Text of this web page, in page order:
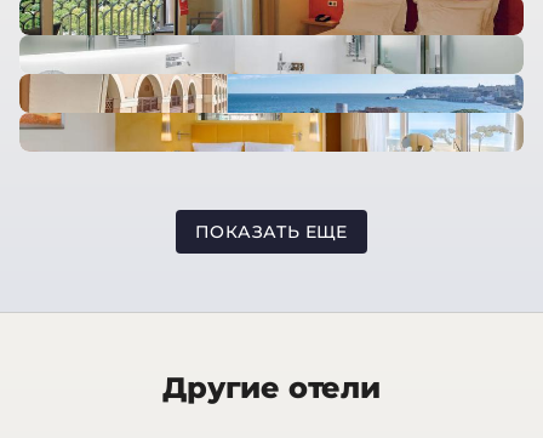
ПОКАЗАТЬ ЕЩЕ
Другие отели